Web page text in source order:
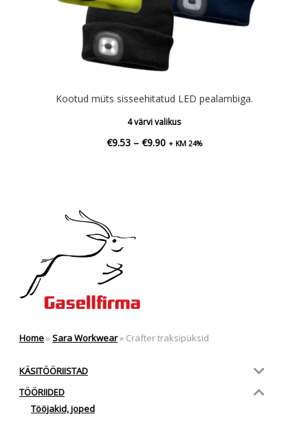
Kootud müts sisseehitatud LED pealambiga.
4 värvi valikus
€9.53 – €9.90Hinnavahemik:
+ KM 24%
Home»Sara Workwear» Crafter traksipüksid
KÄSITÖÖRIISTAD
TÖÖRIIDED
Tööjakid, joped